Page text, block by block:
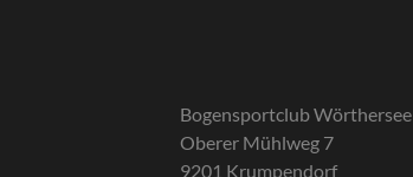
Bogensportclub Wörthersee
Oberer Mühlweg 7
9201 Krumpendorf